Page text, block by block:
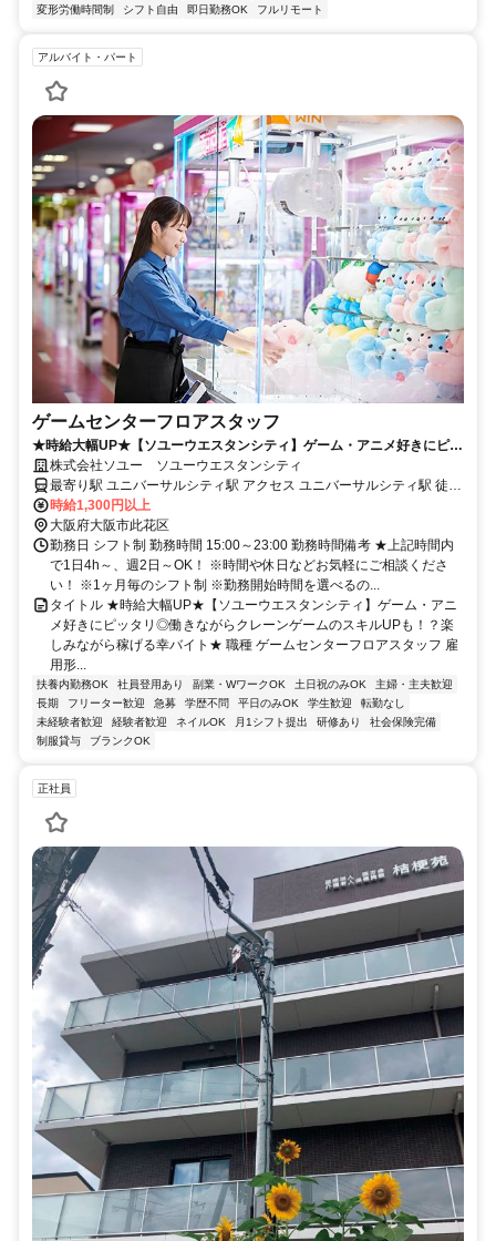
変形労働時間制 シフト自由 即日勤務OK フルリモート
アルバイト・パート
ゲームセンターフロアスタッフ
★時給大幅UP★【ソユーウエスタンシティ】ゲーム・アニメ好きにピッ
タリ◎働きながらクレーンゲームのスキルUPも！？楽しみながら稼げる
幸バイト★
株式会社ソユー ソユーウエスタンシティ
最寄り駅 ユニバーサルシティ駅 アクセス ユニバーサルシティ駅 徒歩
30秒
時給1,300円以上
大阪府大阪市此花区
勤務日 シフト制 勤務時間 15:00～23:00 勤務時間備考 ★上記時間内
で1日4h～、週2日～OK！ ※時間や休日などお気軽にご相談くださ
い！ ※1ヶ月毎のシフト制 ※勤務開始時間を選べるの...
タイトル ★時給大幅UP★【ソユーウエスタンシティ】ゲーム・アニ
メ好きにピッタリ◎働きながらクレーンゲームのスキルUPも！？楽
しみながら稼げる幸バイト★ 職種 ゲームセンターフロアスタッフ 雇
用形...
扶養内勤務OK 社員登用あり 副業・WワークOK 土日祝のみOK
主婦・主夫歓迎
長期
フリーター歓迎 急募 学歴不問 平日のみOK 学生歓迎
転勤なし
未経験者歓迎
経験者歓迎 ネイルOK 月1シフト提出 研修あり
社会保険完備
制服貸与
ブランクOK
正社員